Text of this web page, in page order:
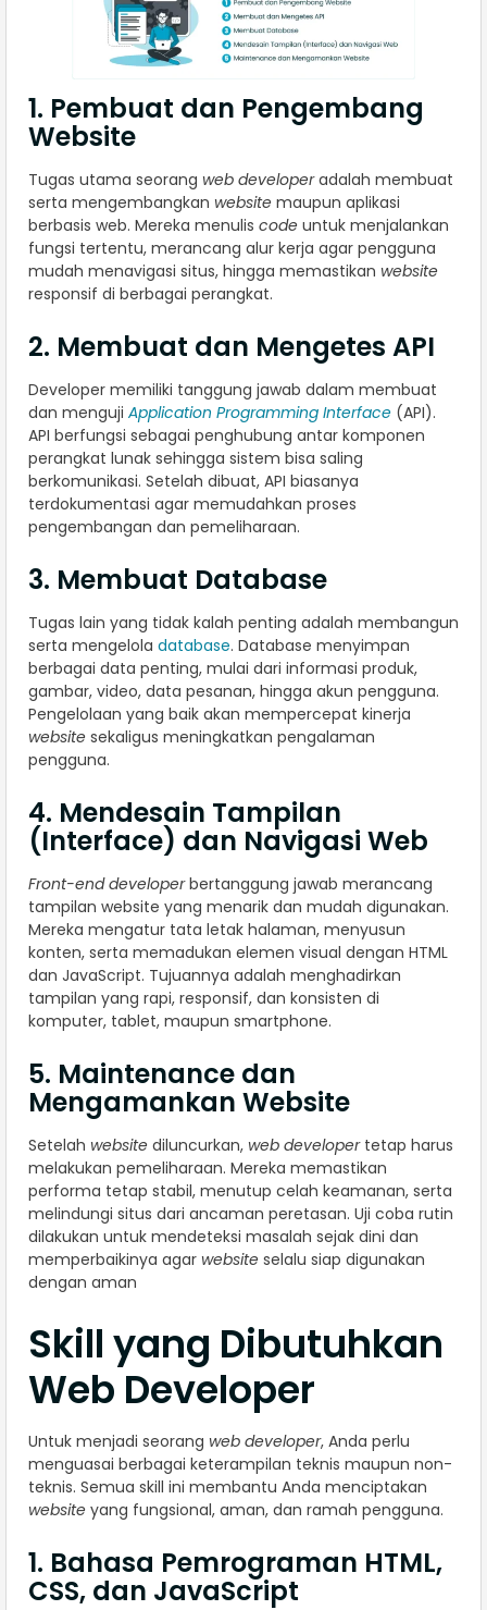
1. Pembuat dan Pengembang
Website
Tugas utama seorang web developeradalah membuat
serta mengembangkan website maupun aplikasi
berbasis web. Mereka menulis code untuk menjalankan
fungsi tertentu, merancang alur kerja agar pengguna
mudah menavigasi situs, hingga memastikan website
responsif di berbagai perangkat.
2. Membuat dan Mengetes API
Developer memiliki tanggung jawab dalam membuat
dan menguji Application Programming Interface (API).
API berfungsi sebagai penghubung antar komponen
perangkat lunak sehingga sistem bisa saling
berkomunikasi. Setelah dibuat, API biasanya
terdokumentasi agar memudahkan proses
pengembangan dan pemeliharaan.
3. Membuat Database
Tugas lain yang tidak kalah penting adalah membangun
serta mengelola database. Database menyimpan
berbagai data penting, mulai dari informasi produk,
gambar, video, data pesanan, hingga akun pengguna.
Pengelolaan yang baik akan mempercepat kinerja
website sekaligus meningkatkan pengalaman
pengguna.
4. Mendesain Tampilan
(Interface) dan Navigasi Web
Front-end developerbertanggung jawab merancang
tampilan website yang menarik dan mudah digunakan.
Mereka mengatur tata letak halaman, menyusun
konten, serta memadukan elemen visual dengan HTML
dan JavaScript. Tujuannya adalah menghadirkan
tampilan yang rapi, responsif, dan konsisten di
komputer, tablet, maupun smartphone.
5. Maintenance dan
Mengamankan Website
Setelah website diluncurkan, web developertetap harus
melakukan pemeliharaan. Mereka memastikan
performa tetap stabil, menutup celah keamanan, serta
melindungi situs dari ancaman peretasan. Uji coba rutin
dilakukan untuk mendeteksi masalah sejak dini dan
memperbaikinya agar website selalu siap digunakan
dengan aman
Skill yang Dibutuhkan
Web Developer
Untuk menjadi seorang web developer, Anda perlu
menguasai berbagai keterampilan teknis maupun non-
teknis. Semua skill ini membantu Anda menciptakan
website yang fungsional, aman, dan ramah pengguna.
1. Bahasa Pemrograman HTML,
CSS, dan JavaScript